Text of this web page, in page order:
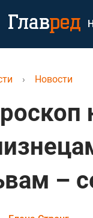
› Новости
–